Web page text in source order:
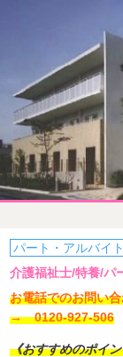
パート・アルバイト
介護福祉士/特養/パ
お電話でのお問い
→ 0120-927-506
《おすすめのポイ